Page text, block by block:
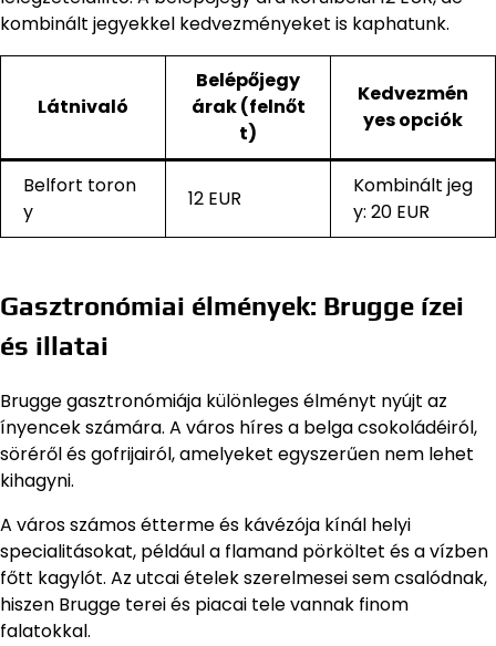
kombinált jegyekkel kedvezményeket is kaphatunk.
Látnivaló
Belépőjegy
árak (felnőt
t)
Kedvezmén
yes opciók
Belfort toron
y
12 EUR
Kombinált jeg
y: 20 EUR
Gasztronómiai élmények: Brugge ízei
és illatai
Brugge gasztronómiája különleges élményt nyújt az
ínyencek számára. A város híres a belga csokoládéiról,
söréről és gofrijairól, amelyeket egyszerűen nem lehet
kihagyni.
A város számos étterme és kávézója kínál helyi
specialitásokat, például a flamand pörköltet és a vízben
főtt kagylót. Az utcai ételek szerelmesei sem csalódnak,
hiszen Brugge terei és piacai tele vannak finom
falatokkal.